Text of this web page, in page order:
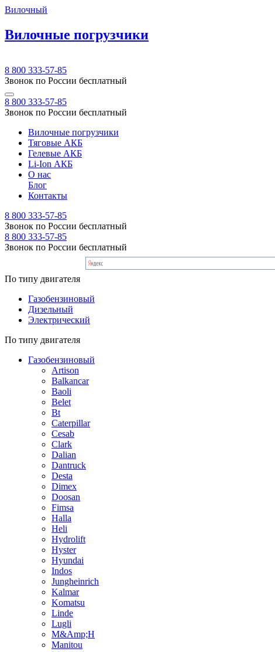
Вилочный
Вилочные погрузчики
8 800 333-57-85
Звонок по России бесплатный
8 800 333-57-85
Звонок по России бесплатный
Вилочные погрузчики
Тяговые АКБ
Гелевые АКБ
Li-Ion АКБ
О нас
Блог
Контакты
8 800 333-57-85
Звонок по России бесплатный
8 800 333-57-85
Звонок по России бесплатный
По типу двигателя
Газобензиновый
Дизельный
Электрический
По типу двигателя
Газобензиновый
Artison
Balkancar
Baoli
Belet
Bt
Caterpillar
Cesab
Clark
Dalian
Dantruck
Desta
Dimex
Doosan
Fimsa
Halla
Heli
Hydrolift
Hyster
Hyundai
Indos
Jungheinrich
Kalmar
Komatsu
Linde
Lugli
M&Amp;H
Manitou